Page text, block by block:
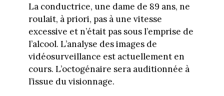
La conductrice, une dame de 89 ans, ne
roulait, à priori, pas à une vitesse
excessive et n’était pas sous l’emprise de
l’alcool. L’analyse des images de
vidéosurveillance est actuellement en
cours. L’octogénaire sera auditionnée à
l’issue du visionnage.